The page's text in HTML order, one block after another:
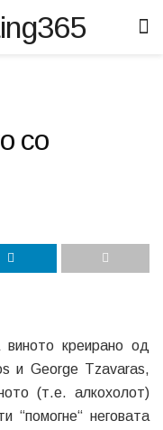
со
креирано од
и George Tzavaras,
(т.е. алкохолот)
неговата